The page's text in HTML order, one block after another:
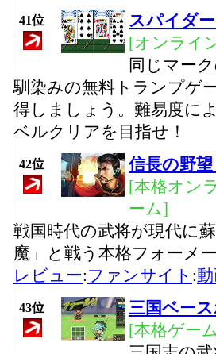
41位
スパイダ
[オンライ
同じマー
馴染みの無料トランプゲ
得しましょう。難易度に
ベルクリアを目指せ！
42位
信長の野望
[本格オン
ーム]
戦国時代の武将が現代に
魔」と戦う本格フォーメ
レビュー:ファンサイト :
43位
三国ベー
[本格ゲー